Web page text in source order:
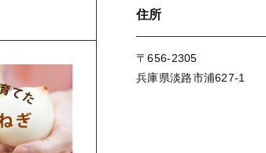
住所
〒656-2305
兵庫県淡路市浦627-1